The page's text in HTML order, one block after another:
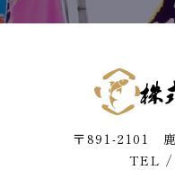
〒891-2101
TEL